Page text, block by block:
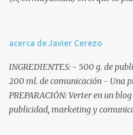
involucrado en la campaña.
o briefing es un documento
anunciante ofrece un reporte
situación comercial, señala los
las competencias de la agencia .
acerca de Javier Cerezo
INGREDIENTES: - 500 g. de
200 ml. de comunicación - Una
PREPARACIÓN: Verter en un
publicidad, marketing y